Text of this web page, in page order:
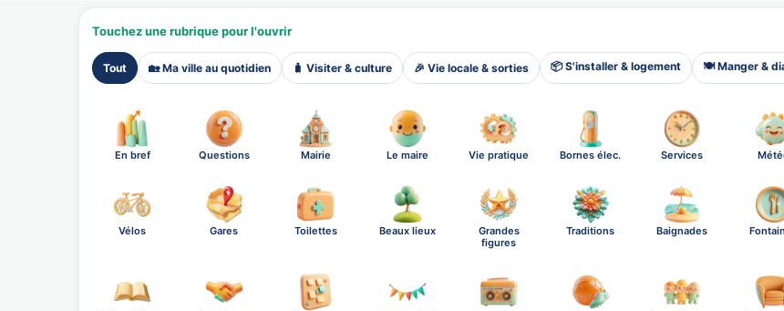
Touchez une rubrique pour l'ouvrir
Tout 🏡 Ma ville au quotidien 🧳 Visiter & culture 🎉 Vie locale & sorties 📦 S'installer & logement 🍽️ Manger &
En bref Questions Mairie Le maire Vie pratique Bornes élec. Services
Vélos Gares Toilettes Beaux lieux
Grandes
figures
Traditions Baignades